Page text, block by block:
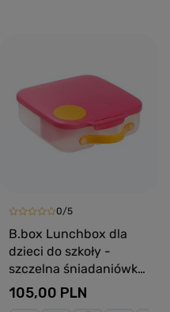
0/5
B.box Lunchbox dla
dzieci do szkoły -
szczelna śniadaniówka
z przegródkami i
wkładem chłodzącym
105,00 PLN